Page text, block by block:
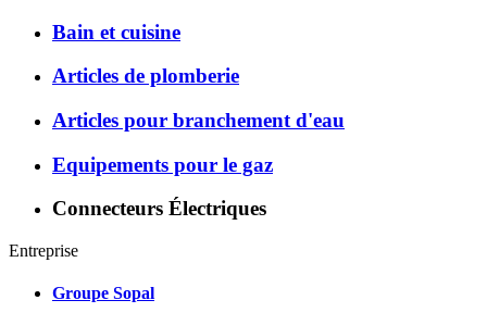
Bain et cuisine
Articles de plomberie
Articles pour branchement d'eau
Equipements pour le gaz
Connecteurs Électriques
Entreprise
Groupe Sopal